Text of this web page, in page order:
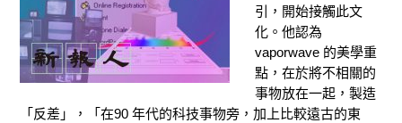
引，開始接觸此文
化。他認為
vaporwave 的美學重
點，在於將不相關的
事物放在一起，製造
「反差」，「在90 年代的科技事物旁，加上比較遠古的東